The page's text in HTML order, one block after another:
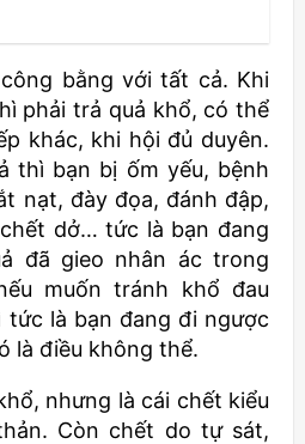
bằng với tất cả. Khi
phải trả quả khổ, có thể
khác, khi hội đủ duyên.
thì bạn bị ốm yếu, bệnh
nạt, đày đọa, đánh đập,
dở… tức là bạn đang
đã gieo nhân ác trong
muốn tránh khổ đau
là bạn đang đi ngược
là điều không thể.
nhưng là cái chết kiểu
Còn chết do tự sát,